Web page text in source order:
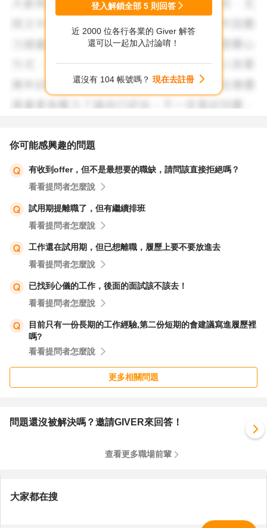
登入解鎖全部 5 則回答
近 2000 位各行各業的 Giver 解答
還可以一起加入討論唷！
還沒有 104 帳號嗎？ 現在去註冊
你可能感興趣的問題
有收到offer，但不是最想要的職缺，請問該直接拒絕嗎？
看看提問者怎麼說
試用期提離職了，但有繼續排班
看看提問者怎麼說
工作還在試用期，但已想離職，履歷上要不要放進去
看看提問者怎麼說
已找到心儀的工作，後面的面試該不該去！
看看提問者怎麼說
目前只有一份長期的工作經驗,第二份短期的會建議寫進履歷裡
嗎?
看看提問者怎麼說
更多相關問題
問題還沒被解決嗎？邀請GIVER來回答！
查看更多職場前輩
大家都在搜